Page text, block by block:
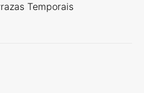
Temporais